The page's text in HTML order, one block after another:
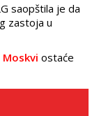
saopštila je da
zastoja u
Moskvi ostaće